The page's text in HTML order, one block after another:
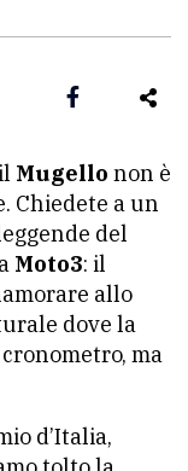
Mugello non è
Chiedete a un
del
Moto3: il
allo
dove la
ma
d’Italia,